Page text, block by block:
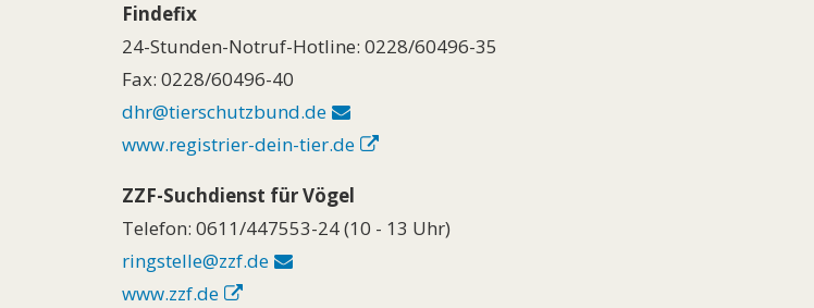
Findefix
24-Stunden-Notruf-Hotline: 0228/60496-35
Fax: 0228/60496-40
dhr@tierschutzbund.de
www.registrier-dein-tier.de
ZZF-Suchdienst für Vögel
Telefon: 0611/447553-24 (10 - 13 Uhr)
ringstelle@zzf.de
www.zzf.de